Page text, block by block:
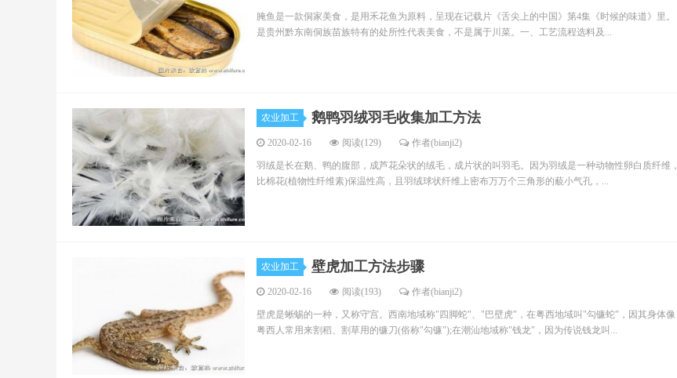
腌鱼是一款侗家美食，是用禾花鱼为原料，呈现在记载片《舌尖上的中国》第4集《时候的味道》里。
是贵州黔东南侗族苗族特有的处所性代表美食，不是属于川菜。一、工艺流程选料及...
农业加工 鹅鸭羽绒羽毛收集加工方法
2020-02-16 阅读(129) 作者(bianji2)
羽绒是长在鹅、鸭的腹部，成芦花朵状的绒毛，成片状的叫羽毛。因为羽绒是一种动物性卵白质纤维，
比棉花(植物性纤维素)保温性高，且羽绒球状纤维上密布万万个三角形的藐小气孔，...
农业加工 壁虎加工方法步骤
2020-02-16 阅读(193) 作者(bianji2)
壁虎是蜥蜴的一种，又称守宫。西南地域称"四脚蛇"、"巴壁虎"，在粤西地域叫"勾镰蛇"，因其身体像
粤西人常用来割稻、割草用的镰刀(俗称"勾镰");在潮汕地域称"钱龙"，因为传说钱龙叫...